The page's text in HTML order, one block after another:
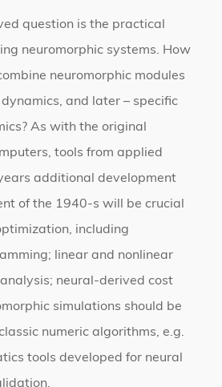
question is the practical
neuromorphic systems. How
neuromorphic modules
and later – specific
As with the original
tools from applied
additional development
of the 1940-s will be crucial
including
linear and nonlinear
neural-derived cost
simulations should be
numeric algorithms, e.g.
tools developed for neural